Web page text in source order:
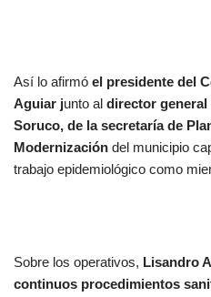
Así lo afirmó el presidente del
Aguiar junto al director
Soruco, de la secretaría de
Modernización del municipio
trabajo epidemiológico como
Sobre los operativos, Lisandro
continuos procedimientos